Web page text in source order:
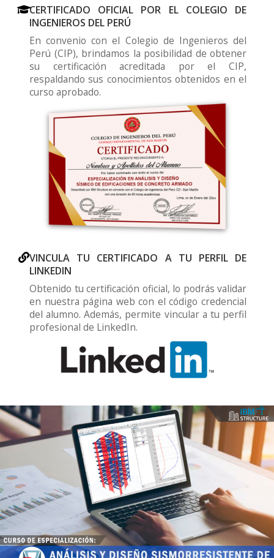
CERTIFICADO OFICIAL POR EL COLEGIO DE
INGENIEROS DEL PERÚ
En convenio con el Colegio de Ingenieros del
Perú (CIP), brindamos la posibilidad de obtener
su certificación acreditada por el CIP,
respaldando sus conocimientos obtenidos en el
curso aprobado.
VINCULA TU CERTIFICADO A TU PERFIL DE
LINKEDIN
Obtenido tu certificación oficial, lo podrás validar
en nuestra página web con el código credencial
del alumno. Además, permite vincular a tu perfil
profesional de LinkedIn.